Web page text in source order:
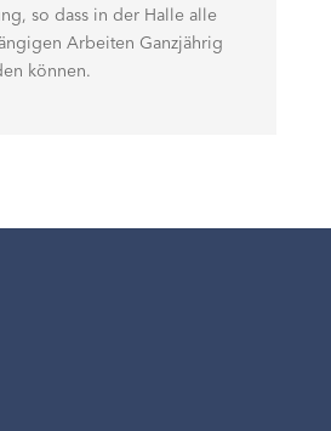
so dass in der Halle alle
Arbeiten Ganzjährig
können.